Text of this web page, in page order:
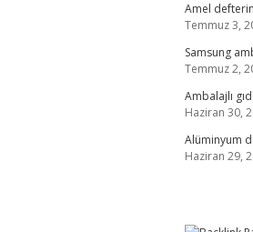
Amel
Temmuz 3,
Samsung
Temmuz 2,
Ambalajlı
Haziran 30,
Alüminyum
Haziran 29,